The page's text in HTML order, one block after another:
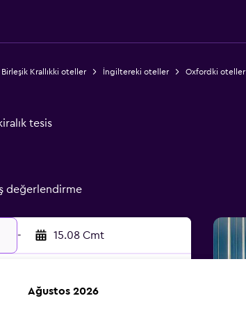
Birleşik Krallıkki oteller İngiltereki oteller Oxfordki oteller
tesis
değerlendirme
- 15.08 Cmt
Ağustos 2026